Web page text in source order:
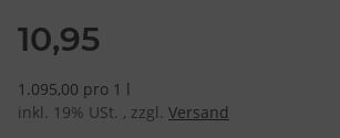
10,95
1.095,00 pro 1 l
inkl. 19% USt. , zzgl. Versand